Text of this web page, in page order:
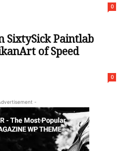
0
SixtySick Paintlab
of Speed
0
-